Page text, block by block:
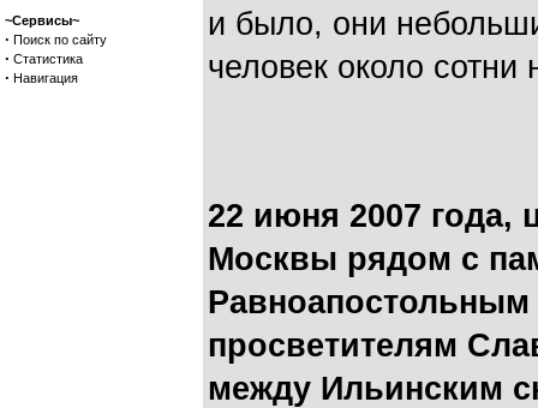
~Сервисы~
· Поиск по сайту
· Статистика
· Навигация
и было, они
человек около
22 июня 2007 года,
Москвы рядом с
просветителям
между Ильинским